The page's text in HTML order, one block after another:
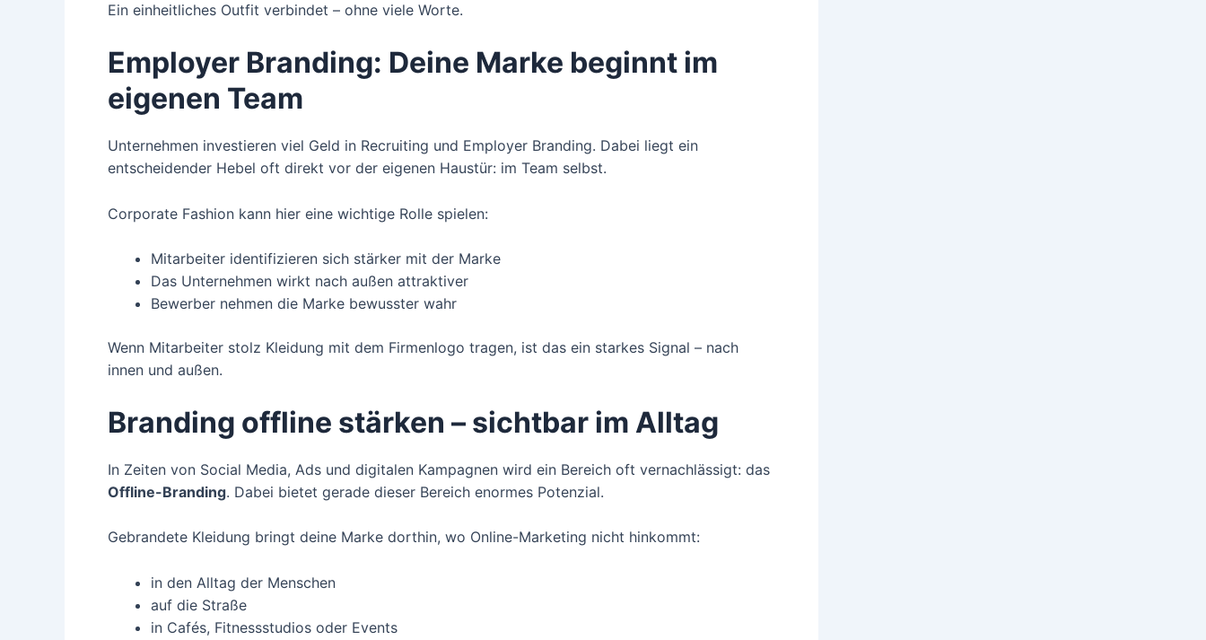
Ein einheitliches Outfit verbindet – ohne viele Worte.
Employer Branding: Deine Marke beginnt im
eigenen Team
Unternehmen investieren viel Geld in Recruiting und Employer Branding. Dabei liegt ein
entscheidender Hebel oft direkt vor der eigenen Haustür: im Team selbst.
Corporate Fashion kann hier eine wichtige Rolle spielen:
Mitarbeiter identifizieren sich stärker mit der Marke
Das Unternehmen wirkt nach außen attraktiver
Bewerber nehmen die Marke bewusster wahr
Wenn Mitarbeiter stolz Kleidung mit dem Firmenlogo tragen, ist das ein starkes Signal – nach
innen und außen.
Branding offline stärken – sichtbar im Alltag
In Zeiten von Social Media, Ads und digitalen Kampagnen wird ein Bereich oft vernachlässigt: das
Offline-Branding. Dabei bietet gerade dieser Bereich enormes Potenzial.
Gebrandete Kleidung bringt deine Marke dorthin, wo Online-Marketing nicht hinkommt:
in den Alltag der Menschen
auf die Straße
in Cafés, Fitnessstudios oder Events